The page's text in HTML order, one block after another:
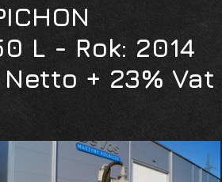
L - Rok: 2014
Netto + 23% Vat